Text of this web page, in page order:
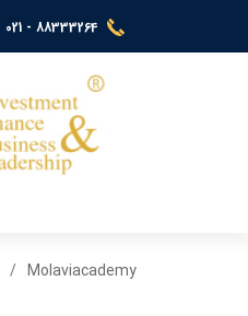
021 - 88333264
Molaviacademy